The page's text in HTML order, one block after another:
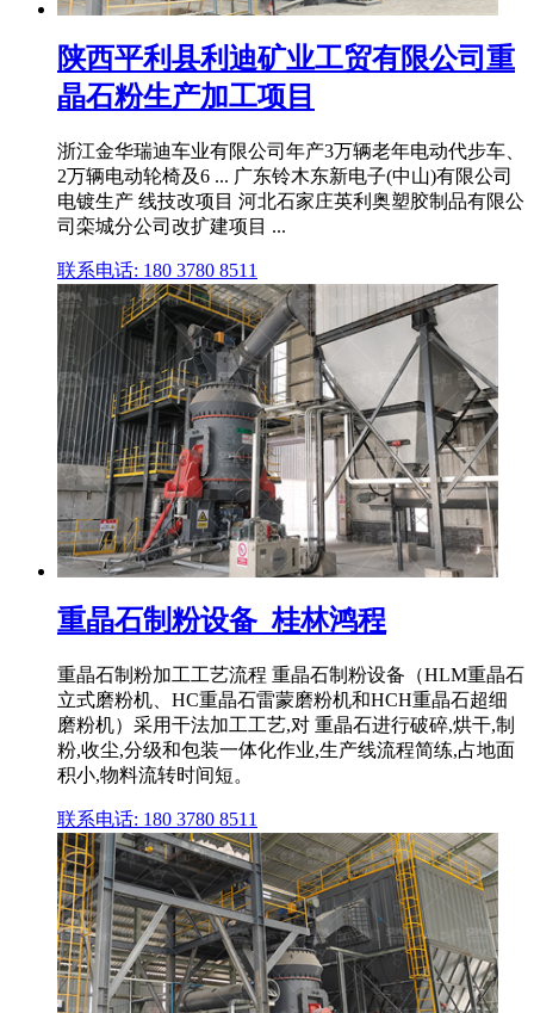
陕西平利县利迪矿业工贸有限公司重
晶石粉生产加工项目
浙江金华瑞迪车业有限公司年产3万辆老年电动代步车、
2万辆电动轮椅及6 ... 广东铃木东新电子(中山)有限公司
电镀生产 线技改项目 河北石家庄英利奥塑胶制品有限公
司栾城分公司改扩建项目 ...
联系电话: 180 3780 8511
重晶石制粉设备_桂林鸿程
重晶石制粉加工工艺流程 重晶石制粉设备（HLM重晶石
立式磨粉机、HC重晶石雷蒙磨粉机和HCH重晶石超细
磨粉机）采用干法加工工艺,对 重晶石进行破碎,烘干,制
粉,收尘,分级和包装一体化作业,生产线流程简练,占地面
积小,物料流转时间短。
联系电话: 180 3780 8511